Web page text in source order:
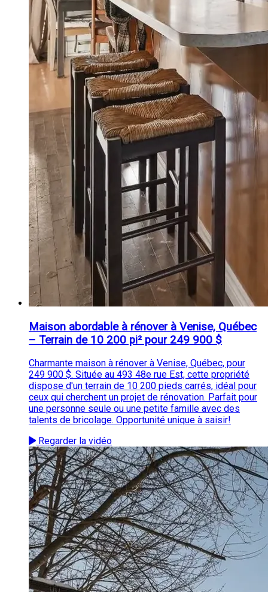
Maison abordable à rénover à Venise, Québec
– Terrain de 10 200 pi² pour 249 900 $
Charmante maison à rénover à Venise, Québec, pour
249 900 $. Située au 493 48e rue Est, cette propriété
dispose d'un terrain de 10 200 pieds carrés, idéal pour
ceux qui cherchent un projet de rénovation. Parfait pour
une personne seule ou une petite famille avec des
talents de bricolage. Opportunité unique à saisir!
Regarder la vidéo